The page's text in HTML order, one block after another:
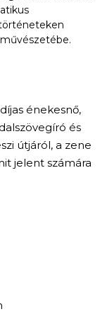
énekesnő,
és
útjáról, a zene
jelent számára